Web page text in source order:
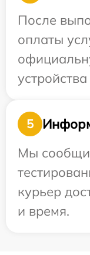
После
оплаты
5
Мы
курьер
и время.